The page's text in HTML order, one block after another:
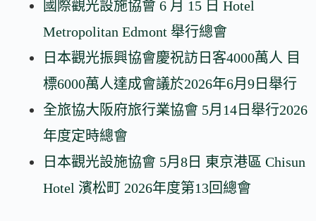
國際觀光設施協會 6 月 15 日 Hotel
Metropolitan Edmont 舉行總會
日本觀光振興協會慶祝訪日客4000萬人 目
標6000萬人達成會議於2026年6月9日舉行
全旅協大阪府旅行業協會 5月14日舉行2026
年度定時總會
日本觀光設施協會 5月8日 東京港區 Chisun
Hotel 濱松町 2026年度第13回總會